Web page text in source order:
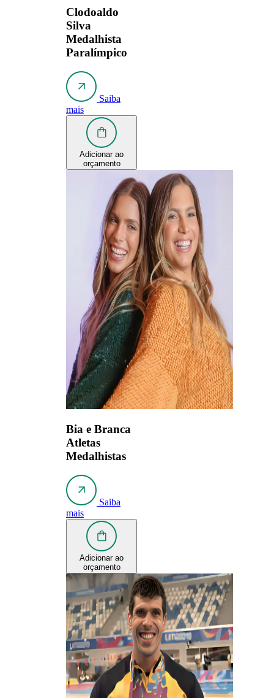
Clodoaldo
Silva
Medalhista
Paralímpico
Saiba
mais
Adicionar ao
orçamento
Bia e Branca
Atletas
Medalhistas
Saiba
mais
Adicionar ao
orçamento